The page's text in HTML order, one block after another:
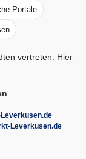
Portale
vertreten. Hier
Leverkusen.de